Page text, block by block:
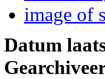
image of
Datum